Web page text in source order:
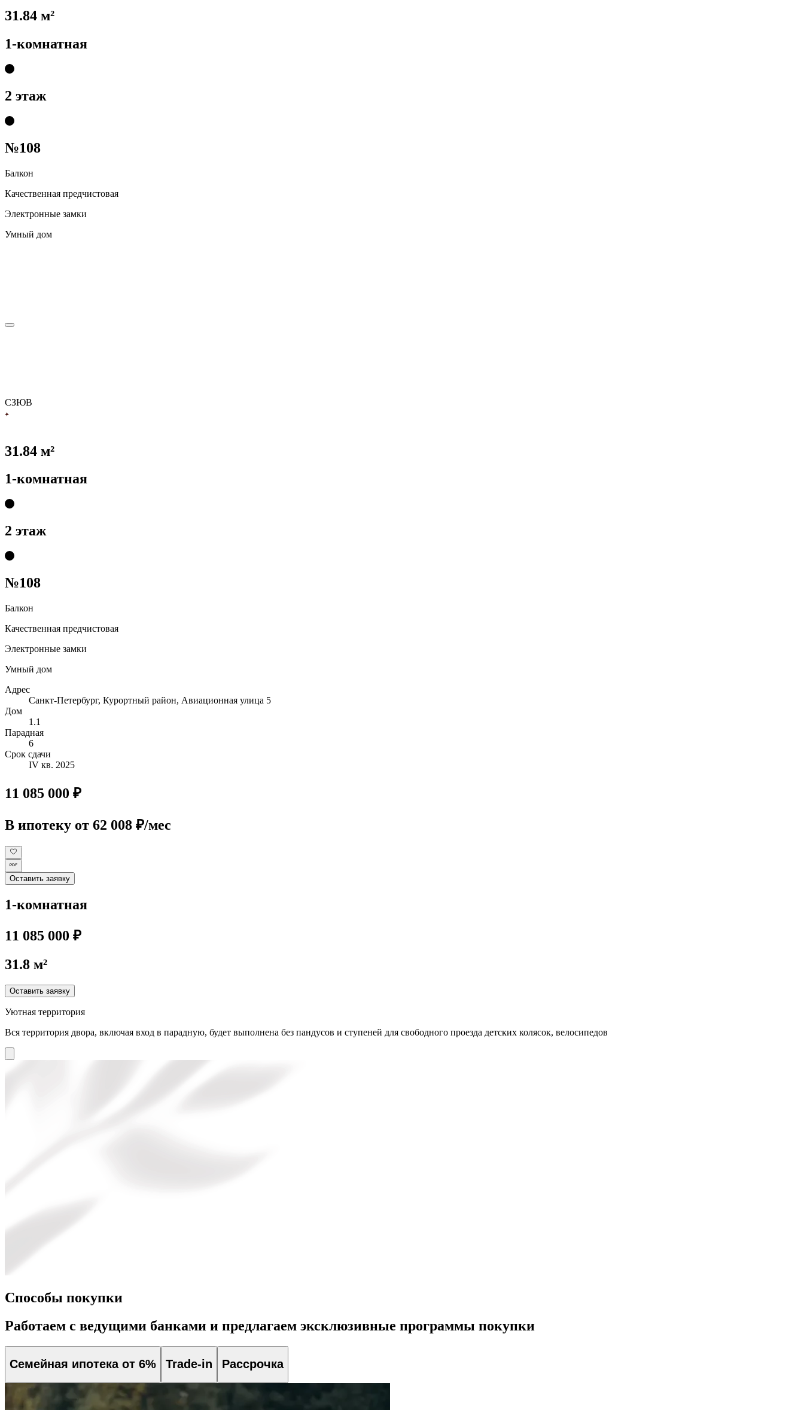
31.84 м²
1-комнатная
2 этаж
№108
Балкон
Качественная предчистовая
Электронные замки
Умный дом
СЗЮВ
31.84 м²
1-комнатная
2 этаж
№108
Балкон
Качественная предчистовая
Электронные замки
Умный дом
Адрес
Санкт-Петербург, Курортный район, Авиационная улица 5
Дом
1.1
Парадная
6
Срок сдачи
IV кв. 2025
11 085 000 ₽
В ипотеку от 62 008 ₽/мес
Оставить заявку
1-комнатная
11 085 000 ₽
31.8 м²
Оставить заявку
Уютная территория
Вся территория двора, включая вход в парадную, будет выполнена без пандусов и ступеней для свободного проезда детских колясок, велосипедов
Способы покупки
Работаем с ведущими банками и предлагаем эксклюзивные программы покупки
Семейная ипотека от 6% Trade-in Рассрочка